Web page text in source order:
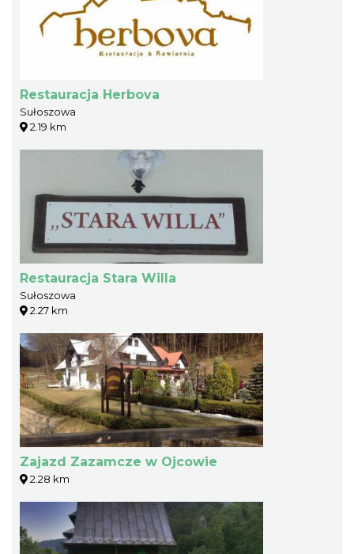
Restauracja Herbova
Sułoszowa
2.19 km
Restauracja Stara Willa
Sułoszowa
2.27 km
Zajazd Zazamcze w Ojcowie
2.28 km